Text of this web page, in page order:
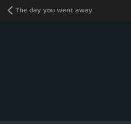
The day you went away